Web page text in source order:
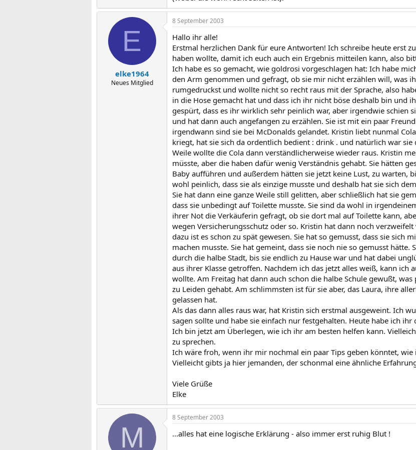
E
elke1964
Neues Mitglied
8 September 2003
Hallo ihr alle!
Erstmal herzlichen Dank für eure Antworten! Ich schreibe heute erst
haben wollte, damit ich euch auch ein Ergebnis mitteilen kann, also
Ich habe es so gemacht, wie goldrosi vorgeschlagen hat: Ich habe
den Arm genommen und gefragt, ob sie mir nicht erzählen will, was
rumgedruckst und wollte nicht so recht raus mit der Sprache, also
in die Hose gemacht hat und dass ich ihr nicht böse deshalb bin und
gespürt, dass es ihr wirklich sehr peinlich war, aber irgendwie schien
und hat dann auch angefangen zu erzählen. Sie ist mit ein paar
irgendwann sind sie bei McDonalds gelandet. Kristin liebt nunmal
kriegt, hat sie sich da ordentlich bedient : drink . und natürlich war sie
Weile wollte die Cola dann verständlicherweise wieder raus. Kristin
müsste, aber die haben dafür wenig Verständnis gehabt. Sie hätten
Baby aufführen und außerdem hätten sie jetzt keine Lust, zu warten,
wohl peinlich, dass sie als einzige musste und deshalb hat sie sich
Sie hat dann eine ganze Weile still gelitten, aber schließlich hat sie
dass sie unbedingt auf Toilette musste. Sie sind da wohl in
ihrer Not die Verkäuferin gefragt, ob sie dort mal auf Toilette kann,
wegen Versicherungsschutz oder so. Kristin hat dann noch
dazu ist es schon zu spät gewesen. Sie hat so gemusst, dass sie sich
machen musste. Sie hat gemeint, dass sie noch nie so gemusst hätte.
durch die halbe Stadt, bis sie endlich zu Hause war und hat dabei
aus ihrer Klasse getroffen. Nachdem ich das jetzt alles weiß, kann ich
wollte. Am Freitag hat dann auch schon die halbe Schule gewußt,
zu Leiden gehabt. Am schlimmsten ist für sie aber, das Laura, ihre
gelassen hat.
Als das dann alles raus war, hat Kristin sich erstmal ausgeweint. Ich
sagen sollte und habe sie einfach nur festgehalten. Heute habe ich
Ich bin jetzt am Überlegen, wie ich ihr am besten helfen kann.
zu sprechen.
Ich wäre froh, wenn ihr mir nochmal ein paar Tips geben könntet,
Vielleicht gibts ja hier jemanden, der schonmal eine ähnliche
Viele Grüße
Elke
M
8 September 2003
...alles hat eine logische Erklärung - also immer erst ruhig Blut !